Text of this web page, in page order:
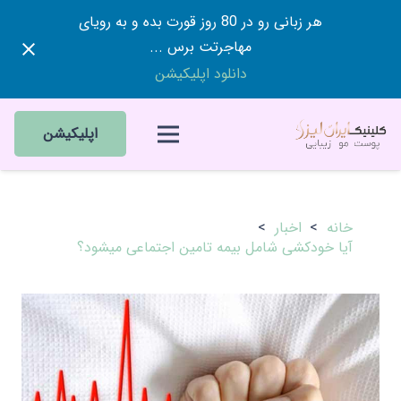
هر زبانی رو در 80 روز قورت بده و به رویای
مهاجرتت برس ...
دانلود اپلیکیشن
اپلیکیشن
خانه > اخبار >
آیا خودکشی شامل بیمه تامین اجتماعی میشود؟